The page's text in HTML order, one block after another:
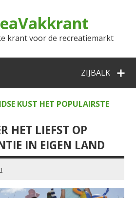
krant voor de recreatiemarkt
ZIJBALK
KUST HET POPULAIRSTE
HET LIEFST OP
IN EIGEN LAND